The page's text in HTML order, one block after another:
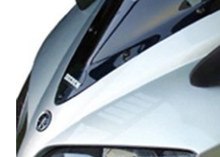
ACCESSOIRES MOTO
BAGAGERIE MOTO
PNEUS MOTO
BONS PLANS ET PROMO